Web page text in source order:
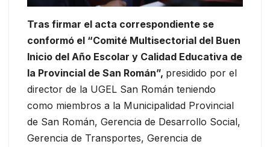
Tras firmar el acta correspondiente se
conformó el “Comité Multisectorial del Buen
Inicio del Año Escolar y Calidad Educativa de
la Provincial de San Román”, presidido por el
director de la UGEL San Román teniendo
como miembros a la Municipalidad Provincial
de San Román, Gerencia de Desarrollo Social,
Gerencia de Transportes, Gerencia de